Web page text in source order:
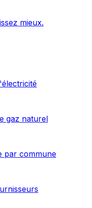
mieux.
gaz naturel
par commune